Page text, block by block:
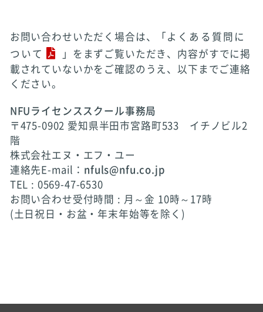
お問い合わせいただく場合は、「 よくある質問に
ついて
」をまずご覧いただき、内容がすでに掲
載されていないかをご確認のうえ、以下までご連絡
ください。
NFUライセンススクール事務局
〒475-0902 愛知県半田市宮路町533 イチノビル2
階
株式会社エヌ・エフ・ユー
連絡先E-mail： nfuls@nfu.co.jp
TEL : 0569-47-6530
お問い合わせ受付時間 : 月～金 10時～17時
(土日祝日・お盆・年末年始等を除く)